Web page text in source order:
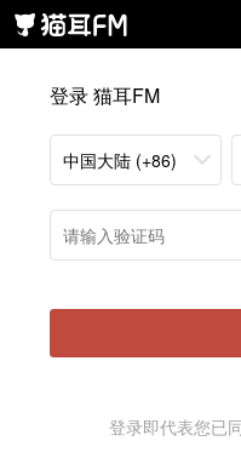
登录 猫耳FM
中国大陆 (+86)
登录即代表您已